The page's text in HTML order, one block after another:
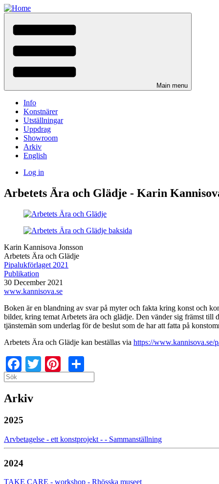
Skip
to
main
content
Main menu
Info
Konstnärer
Utställningar
Uppdrag
Showroom
Arkiv
English
menu
Log in
Arbetets Ära och Glädje - Karin
Karin Kannisova Jonsson
Arbetets Ära och Glädje
Pipalukförlaget 2021
Publikation
30 December 2021
www.kannisova.se
Boken är en blandning av svar på myter och fakta kring konst och
bilder, kring temat Arbetets ära och glädje. Den vänder sig främst
tjänstemän som underlag för de beslut som de har att fatta på
Arbetets Ära och Glädje kan beställas via https://www.kannisova.se/
Facebook
TwitterPinterest
Search
Arkiv
2025
Arvbetagelse - ett konstprojekt - - Sammanställning
2024
TAKE CARE - workshop - Rhösska museet